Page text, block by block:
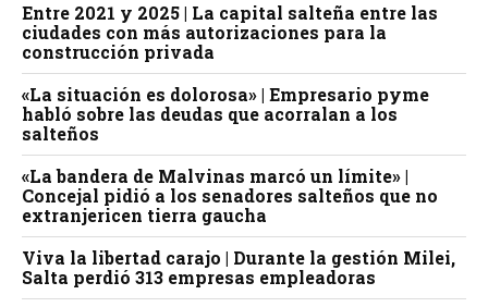
Entre 2021 y 2025 | La capital salteña entre las
ciudades con más autorizaciones para la
construcción privada
«La situación es dolorosa» | Empresario pyme
habló sobre las deudas que acorralan a los
salteños
«La bandera de Malvinas marcó un límite» |
Concejal pidió a los senadores salteños que no
extranjericen tierra gaucha
Viva la libertad carajo | Durante la gestión Milei,
Salta perdió 313 empresas empleadoras